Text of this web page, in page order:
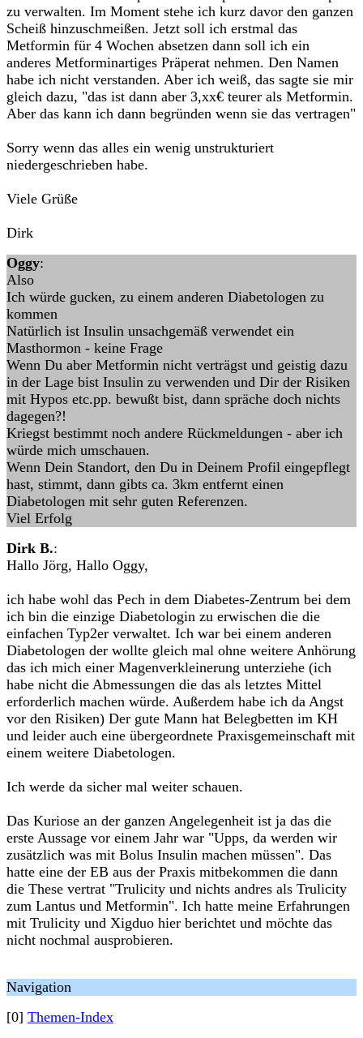
zu verwalten. Im Moment stehe ich kurz davor den ganzen
Scheiß hinzuschmeißen. Jetzt soll ich erstmal das
Metformin für 4 Wochen absetzen dann soll ich ein
anderes Metforminartiges Präperat nehmen. Den Namen
habe ich nicht verstanden. Aber ich weiß, das sagte sie mir
gleich dazu, "das ist dann aber 3,xx€ teurer als Metformin.
Aber das kann ich dann begründen wenn sie das vertragen"
Sorry wenn das alles ein wenig unstrukturiert
niedergeschrieben habe.
Viele Grüße
Dirk
Oggy:
Also
Ich würde gucken, zu einem anderen Diabetologen zu
kommen
Natürlich ist Insulin unsachgemäß verwendet ein
Masthormon - keine Frage
Wenn Du aber Metformin nicht verträgst und geistig dazu
in der Lage bist Insulin zu verwenden und Dir der Risiken
mit Hypos etc.pp. bewußt bist, dann spräche doch nichts
dagegen?!
Kriegst bestimmt noch andere Rückmeldungen - aber ich
würde mich umschauen.
Wenn Dein Standort, den Du in Deinem Profil eingepflegt
hast, stimmt, dann gibts ca. 3km entfernt einen
Diabetologen mit sehr guten Referenzen.
Viel Erfolg
Dirk B.:
Hallo Jörg, Hallo Oggy,
ich habe wohl das Pech in dem Diabetes-Zentrum bei dem
ich bin die einzige Diabetologin zu erwischen die die
einfachen Typ2er verwaltet. Ich war bei einem anderen
Diabetologen der wollte gleich mal ohne weitere Anhörung
das ich mich einer Magenverkleinerung unterziehe (ich
habe nicht die Abmessungen die das als letztes Mittel
erforderlich machen würde. Außerdem habe ich da Angst
vor den Risiken) Der gute Mann hat Belegbetten im KH
und leider auch eine übergeordnete Praxisgemeinschaft mit
einem weitere Diabetologen.
Ich werde da sicher mal weiter schauen.
Das Kuriose an der ganzen Angelegenheit ist ja das die
erste Aussage vor einem Jahr war "Upps, da werden wir
zusätzlich was mit Bolus Insulin machen müssen". Das
hatte eine der EB aus der Praxis mitbekommen die dann
die These vertrat "Trulicity und nichts andres als Trulicity
zum Lantus und Metformin". Ich hatte meine Erfahrungen
mit Trulicity und Xigduo hier berichtet und möchte das
nicht nochmal ausprobieren.
Navigation
[0] Themen-Index